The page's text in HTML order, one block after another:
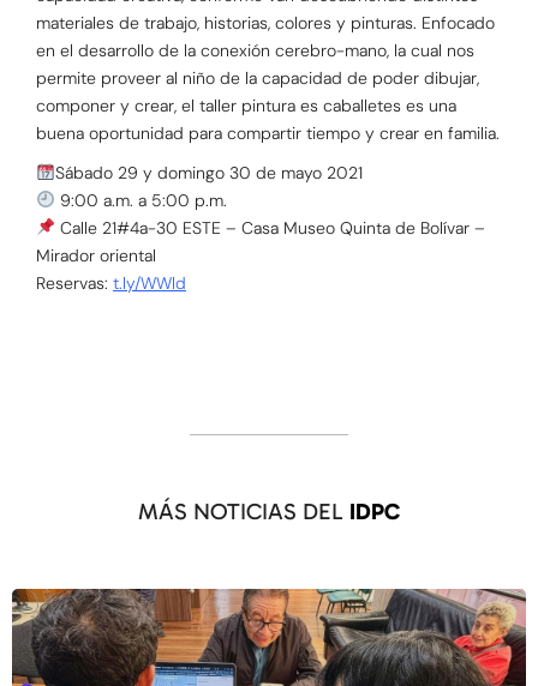
materiales de trabajo, historias, colores y pinturas. Enfocado
en el desarrollo de la conexión cerebro-mano, la cual nos
permite proveer al niño de la capacidad de poder dibujar,
componer y crear, el taller pintura es caballetes es una
buena oportunidad para compartir tiempo y crear en familia.
Sábado 29 y domingo 30 de mayo 2021
9:00 a.m. a 5:00 p.m.
Calle 21#4a-30 ESTE – Casa Museo Quinta de Bolívar –
Mirador oriental
Reservas: t.ly/WWld
MÁS NOTICIAS DEL IDPC